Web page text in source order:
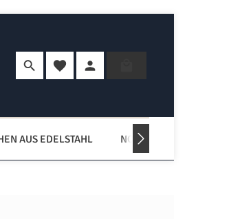
Du hast 0 Produkte auf dem Merkzettel
AUS EDELSTAHL NORDISCHE KÜCHEN